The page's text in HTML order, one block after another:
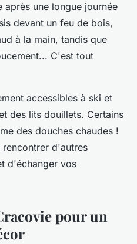
une longue journée
devant un feu de bois,
à la main, tandis que
C'est tout
accessibles à ski et
des lits douillets. Certains
des douches chaudes !
d'autres
d'échanger vos
pour un